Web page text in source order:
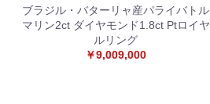
ブラジル・バターリャ産パライバトル
マリン2ct ダイヤモンド1.8ct Ptロイヤ
ルリング
￥9,009,000